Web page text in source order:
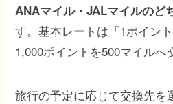
ANAマイル・JALマイルのど
す。基本レートは「1ポイント
1,000ポイントを500マイルへ
旅行の予定に応じて交換先を